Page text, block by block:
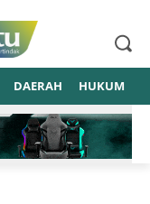
DAERAH HUKUM